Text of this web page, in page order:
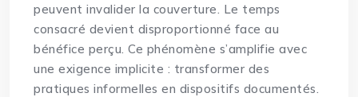
peuvent invalider la couverture. Le temps
consacré devient disproportionné face au
bénéfice perçu. Ce phénomène s’amplifie avec
une exigence implicite : transformer des
pratiques informelles en dispositifs documentés.